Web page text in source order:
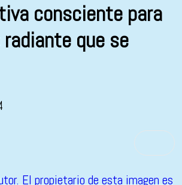
consciente para
que se